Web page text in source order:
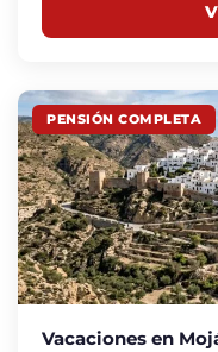
PENSIÓN COMPLETA
Vacaciones en